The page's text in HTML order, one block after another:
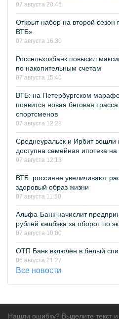
07 августа 20:46
Открыт набор на второй
ВТБ»
07 августа 16:30
Россельхозбанк повысил
по накопительным счетам
07 августа 15:40
ВТБ: на Петербургском
появится новая беговая
спортсменов
07 августа 12:28
Среднеуральск и Ирбит вошли
доступна семейная ипотека на
07 августа 12:13
ВТБ: россияне увеличивают
здоровый образ жизни
07 августа 11:50
Альфа-Банк начислит
рублей кэшбэка за оборот по
07 августа 10:00
ОТП Банк включён в белый
06 августа 21:27
Все новости
Нашли ошибку? Выделите текст